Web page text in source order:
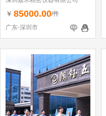
￥ 85000.00/件
广东-深圳市